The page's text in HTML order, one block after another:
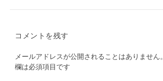
コメントを残す
メールアドレスが公開されることはありません。
欄は必須項目です